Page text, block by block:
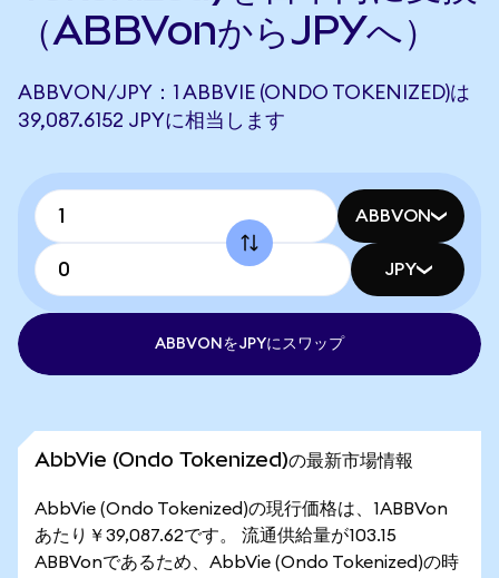
（ABBVonからJPYへ）
ABBVON/JPY：1 ABBVIE (ONDO TOKENIZED)は
39,087.6152 JPYに相当します
ABBVON
JPY
ABBVONをJPYにスワップ
AbbVie (Ondo Tokenized)の最新市場情報
AbbVie (Ondo Tokenized)の現行価格は、1ABBVon
あたり￥39,087.62です。 流通供給量が103.15
ABBVonであるため、AbbVie (Ondo Tokenized)の時